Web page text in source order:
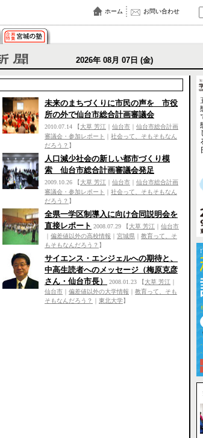
ホーム お問い合わせ
2026年 08月 07日 (金)
未来のまちづくりに市民の声を 市役
所の外で仙台市総合計画審議会
2010.07.14 【大草 芳江 仙台市
仙台市総合計画
審議会・参加レポート
社会って、そもそもなん
だろう？ 】
人口減少社会の新しい都市づくり模
索 仙台市総合計画審議会発足
2009.10.26 【大草 芳江 仙台市
仙台市総合計画
審議会・参加レポート
社会って、そもそもなん
だろう？ 】
全県一学区制導入に向け合同説明会を
直接レポート 2008.07.29 【大草 芳江
仙台市
偏差値以外の高校情報 宮城県
教育って、そ
もそもなんだろう？ 】
サイエンス・エンジェルへの期待と、
中高生読者へのメッセージ（梅原克彦
さん・仙台市長）
2008.01.23 【大草 芳江
仙台市
偏差値以外の大学情報
教育って、そも
そもなんだろう？
東北大学】